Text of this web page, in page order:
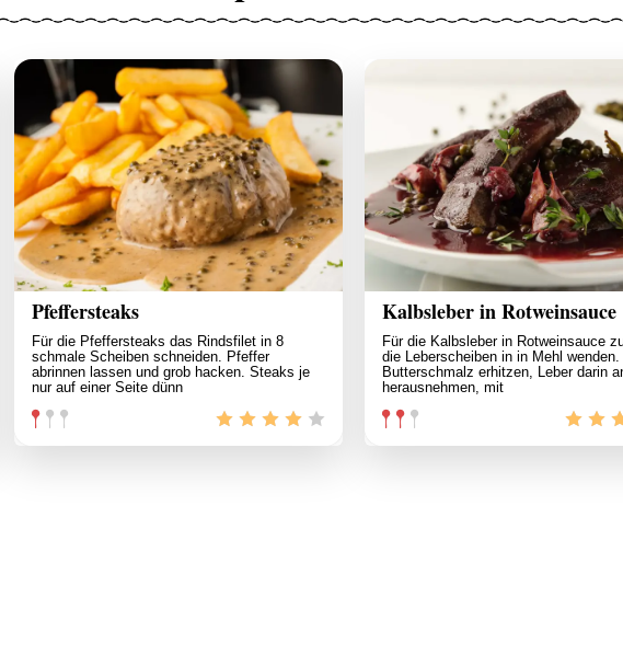
Pfeffersteaks
Für die Pfeffersteaks das Rindsfilet in 8
schmale Scheiben schneiden. Pfeffer
abrinnen lassen und grob hacken. Steaks je
nur auf einer Seite dünn
Kalbsleber in Rotweinsauce
Für die Kalbsleber in Rotweinsauce
die Leberscheiben in in Mehl wenden.
Butterschmalz erhitzen, Leber darin
herausnehmen, mit